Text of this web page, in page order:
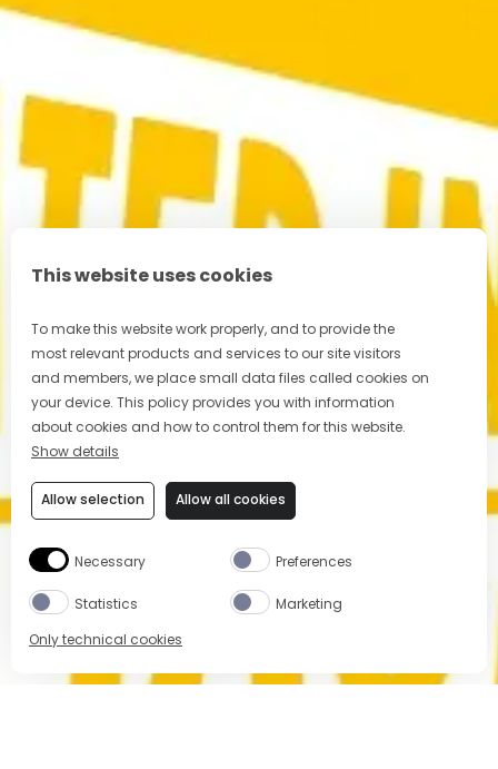
This website uses cookies
To make this website work properly, and to provide the
most relevant products and services to our site visitors
and members, we place small data files called cookies on
your device. This policy provides you with information
about cookies and how to control them for this website.
Show details
Only technical cookies
Allow selection Allow all cookies
Necessary Preferences
Statistics Marketing